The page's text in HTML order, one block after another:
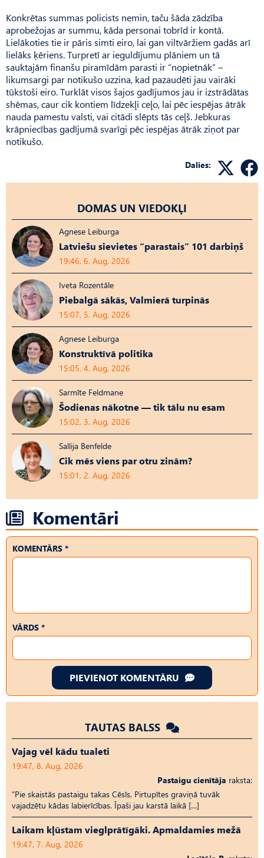
Konkrētas summas policists nemin, taču šāda zādzība
aprobežojas ar summu, kāda personai tobrīd ir kontā.
Lielākoties tie ir pāris simti eiro, lai gan viltvāržiem gadās arī
lielāks ķēriens. Turpretī ar ieguldījumu plāniem un tā
sauktajām finanšu piramīdām parasti ir “nopietnāk” –
likumsargi par notikušo uzzina, kad pazaudēti jau vairāki
tūkstoši eiro. Turklāt visos šajos gadījumos jau ir izstrādātas
shēmas, caur cik kontiem līdzekļi ceļo, lai pēc iespējas ātrāk
nauda pamestu valsti, vai citādi slēpts tās ceļš. Jebkuras
krāpniecības gadījumā svarīgi pēc iespējas ātrāk ziņot par
notikušo.
Dalies:
DOMAS UN VIEDOKĻI
Agnese Leiburga
Latviešu sievietes “parastais” 101 darbiņš
19:46, 6. Aug, 2026
Iveta Rozentāle
Piebalgā sākās, Valmierā turpinās
15:07, 5. Aug, 2026
Agnese Leiburga
Konstruktīvā politika
15:05, 4. Aug, 2026
Sarmīte Feldmane
Šodienas nākotne — tik tālu nu esam
15:02, 3. Aug, 2026
Sallija Benfelde
Cik mēs viens par otru zinām?
15:01, 2. Aug, 2026
Komentāri
KOMENTĀRS *
VĀRDS *
PIEVIENOT KOMENTĀRU
TAUTAS BALSS
Vajag vēl kādu tualeti
19:47, 8. Aug, 2026
Pastaigu cienītāja raksta:
“Pie skaistās pastaigu takas Cēsīs, Pirtupītes graviņā tuvāk
vajadzētu kādas labierīcības. Īpaši jau karstā laikā […]
Laikam kļūstam vieglprātīgāki. Apmaldamies mežā
19:47, 7. Aug, 2026